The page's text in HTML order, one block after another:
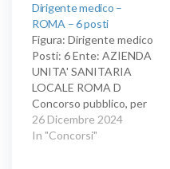
disciplina di pediatria, a
tempo indeterminato.
Dirigente medico –
ROMA – 6 posti
Figura: Dirigente medico
Posti: 6 Ente: AZIENDA
UNITA' SANITARIA
LOCALE ROMA D
Concorso pubblico, per
titoli ed esami, per la
copertura di sei posti di
26 Dicembre 2024
In "Concorsi"